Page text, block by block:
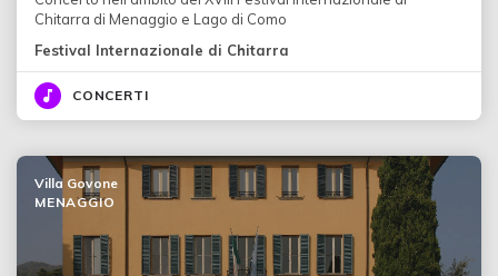
Chitarra di Menaggio e Lago di Como
Festival Internazionale di Chitarra
CONCERTI
Villa Govone
MENAGGIO